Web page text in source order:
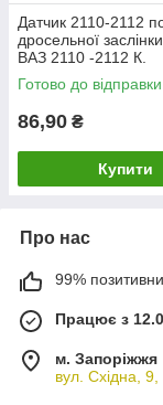
Датчик 2110-2112
дросельної
ВАЗ 2110 -2112 К.
Готово до відправки
86,90 ₴
Купити
Про нас
99%
Працює з
м. Запоріжжя
вул. Східна,